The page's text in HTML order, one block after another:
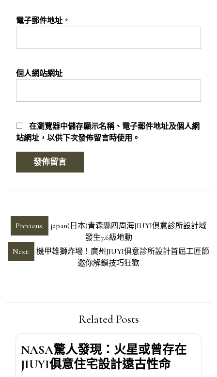
電子郵件地址 *
個人網站網址
在瀏覽器中儲存顯示名稱、電子郵件地址及個人網
站網址，以供下次發佈留言時使用。
文
章
導
Previous:
japan(日本)青森縣四周海JIUYI俱意診所設計域
發生7.6級地動
Next:
機甲雄獅炸場！廣州JIUYI俱意診所設計首屆工匠節
邀你解鎖技巧狂歡
Related Posts
NASA驚人發現：火星或曾存在
JIUYI俱意住宅設計遠古性命